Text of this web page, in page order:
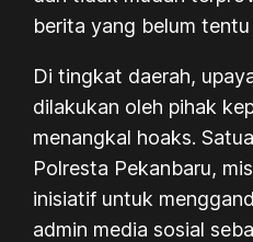
berita yang belum tentu
Di tingkat daerah,
dilakukan oleh pihak
menangkal hoaks.
Polresta Pekanbaru,
inisiatif untuk
admin media sosial